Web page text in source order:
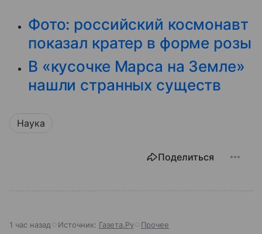
Фото: российский космонавт
показал кратер в форме розы
В «кусочке Марса на Земле»
нашли странных существ
Наука
Поделиться
1 час назад Источник: Газета.Ру Прочее